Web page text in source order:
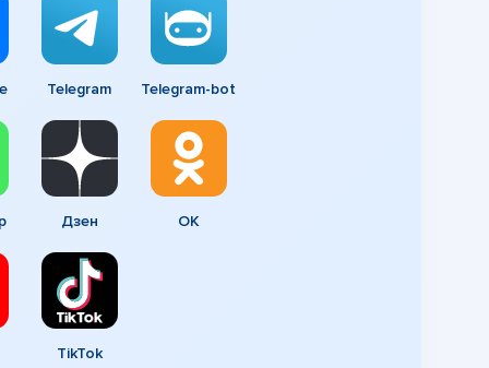
Telegram Telegram-bot
Дзен ОК
TikTok